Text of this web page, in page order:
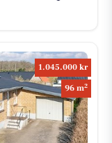
1.045.000 kr
96 m2